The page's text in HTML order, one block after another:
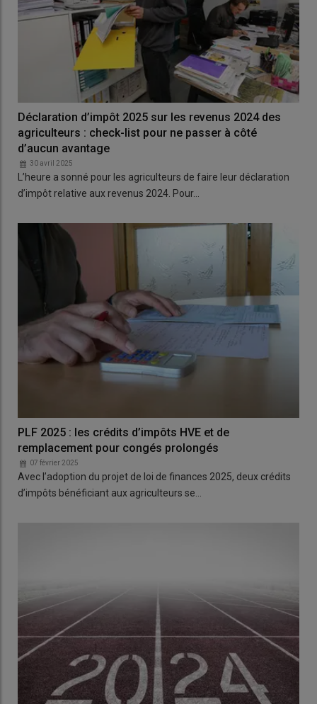
Déclaration d’impôt 2025 sur les revenus 2024 des
agriculteurs : check-list pour ne passer à côté
d’aucun avantage
30 avril 2025
L’heure a sonné pour les agriculteurs de faire leur déclaration
d’impôt relative aux revenus 2024. Pour…
PLF 2025 : les crédits d’impôts HVE et de
remplacement pour congés prolongés
07 février 2025
Avec l’adoption du projet de loi de finances 2025, deux crédits
d’impôts bénéficiant aux agriculteurs se…